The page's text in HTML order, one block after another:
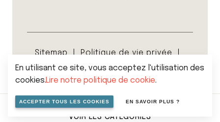
VOIR LES CATÉGORIES
Sitemap
Politique de vie privée
Cookies
Conditions générales de vente
En utilisant ce site, vous acceptez l'utilisation des
cookies.Lire notre politique de cookie.
ACCEPTER TOUS LES COOKIES EN SAVOIR PLUS ?